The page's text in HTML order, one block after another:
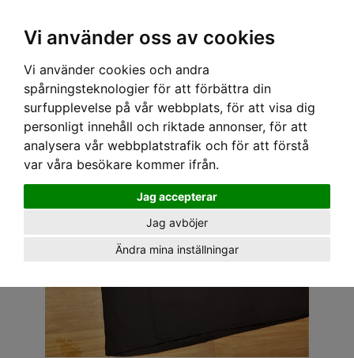
Vi använder oss av cookies
Vi använder cookies och andra
spårningsteknologier för att förbättra din
surfupplevelse på vår webbplats, för att visa dig
personligt innehåll och riktade annonser, för att
analysera vår webbplatstrafik och för att förstå
var våra besökare kommer ifrån.
Jag accepterar
Jag avböjer
Ändra mina inställningar
Hem› HERR›T-SHIRT › SURF LAB T-SHIRT - SAILER ANCHOR BLACK